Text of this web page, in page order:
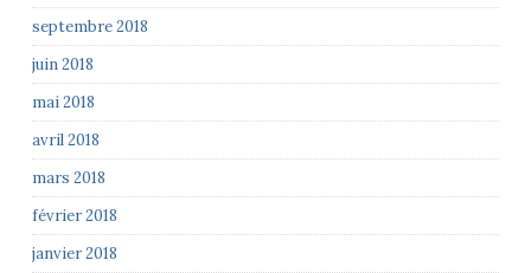
septembre 2018
juin 2018
mai 2018
avril 2018
mars 2018
février 2018
janvier 2018